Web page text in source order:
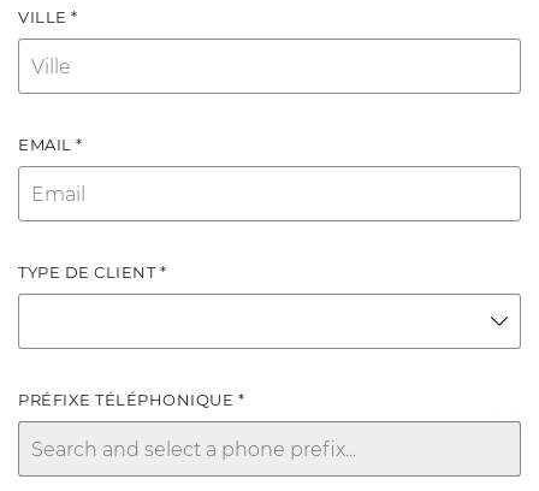
VILLE *
EMAIL *
TYPE DE CLIENT *
PRÉFIXE TÉLÉPHONIQUE *